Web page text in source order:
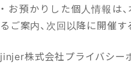
・ お預かりした個人情報は
るご案内、次回以降に開催
jinjer株式会社プライバシー